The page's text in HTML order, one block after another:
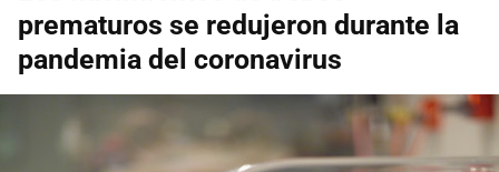
prematuros se redujeron durante la
pandemia del coronavirus